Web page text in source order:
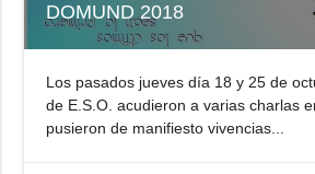
DOMUND 2018
Los pasados jueves día 18 y 25 de
de E.S.O. acudieron a varias charlas
pusieron de manifiesto vivencias...